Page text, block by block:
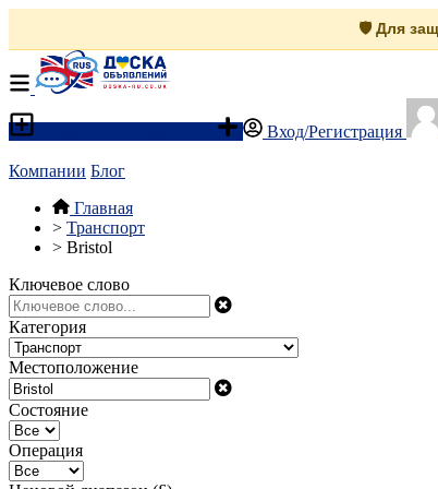
🛡️ Для
Вход/Регистрация
Компании Блог
Главная
> Транспорт
> Bristol
Ключевое слово
Категория
Местоположение
Состояние
Операция